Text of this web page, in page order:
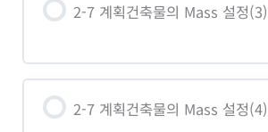
2-7 계획건축물의 Mass 설정(3)
2-7 계획건축물의 Mass 설정(4)